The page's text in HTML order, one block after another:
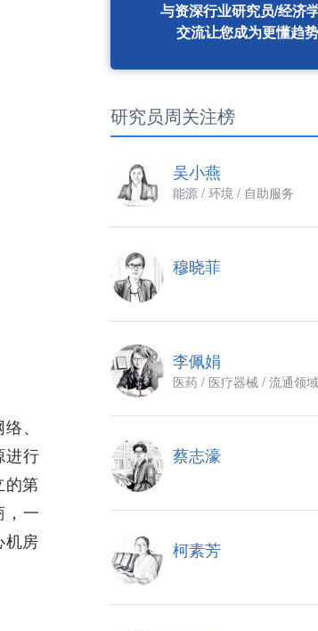
、
进行
的第
，一
机房
与资深行业研究员/经济
交流让您成为更懂趋
研究员周关注榜
吴小燕
能源 / 环境 / 自助服务
穆晓菲
李佩娟
医药 / 医疗器械 / 流通领域
蔡志濠
柯素芳